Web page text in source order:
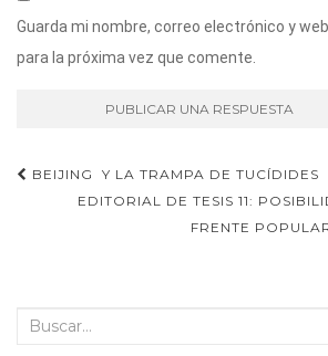
Guarda mi nombre, correo electrónico y
para la próxima vez que comente.
Navegación
BEIJING Y LA TRAMPA DE TUCÍDIDES
EDITORIAL DE TESIS 11:
FRENTE
Buscar: